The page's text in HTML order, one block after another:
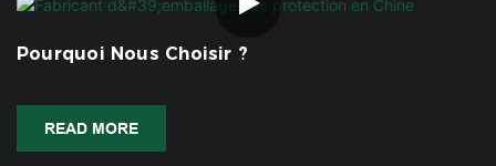
Pourquoi Nous Choisir ?
READ MORE